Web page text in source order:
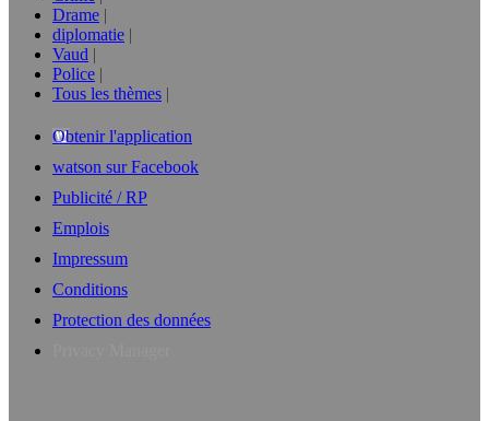
Drame
diplomatie
Vaud
Police
Tous les thèmes
Obtenir l'application
watson sur Facebook
Publicité / RP
Emplois
Impressum
Conditions
Protection des données